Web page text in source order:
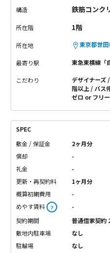
構造 鉄筋コンク
所在階 1階
所在地 東京都世
最寄り駅 東急東横線「
こだわり デザイナーズ
階以上
バス
ゼロ or フリ
SPEC
敷金 / 保証金
2ヶ月分
償却
-
礼金
-
更新・再契約料
1ヶ月分
概算初期費用
-
めやす賃料 ？
-
契約期間
普通借家契約
敷地内駐車場
なし
駐輪場
なし